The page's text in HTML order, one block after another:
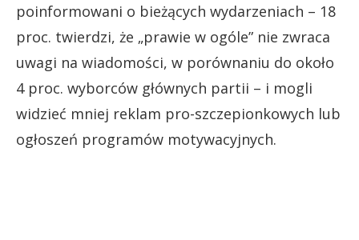
poinformowani o bieżących wydarzeniach – 18
proc. twierdzi, że „prawie w ogóle” nie zwraca
uwagi na wiadomości, w porównaniu do około
4 proc. wyborców głównych partii – i mogli
widzieć mniej reklam pro-szczepionkowych lub
ogłoszeń programów motywacyjnych.